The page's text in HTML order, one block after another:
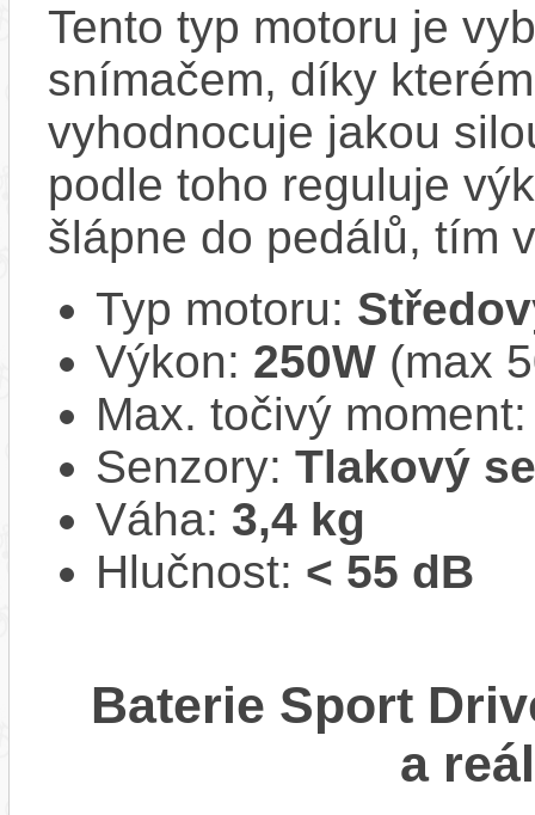
Tento typ motoru je
snímačem, díky
vyhodnocuje jakou
podle toho reguluje
šlápne do pedálů, tím
Typ motoru:
Výkon: 250W (max
Max. točivý
Senzory: Tlakový
Váha: 3,4 kg
Hlučnost: < 55 dB
Baterie Sport
a